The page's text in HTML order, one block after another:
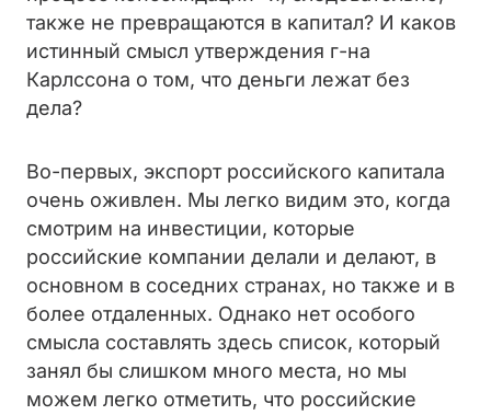
также не превращаются в капитал? И каков
истинный смысл утверждения г-на
Карлссона о том, что деньги лежат без
дела?
Во-первых, экспорт российского капитала
очень оживлен. Мы легко видим это, когда
смотрим на инвестиции, которые
российские компании делали и делают, в
основном в соседних странах, но также и в
более отдаленных. Однако нет особого
смысла составлять здесь список, который
занял бы слишком много места, но мы
можем легко отметить, что российские